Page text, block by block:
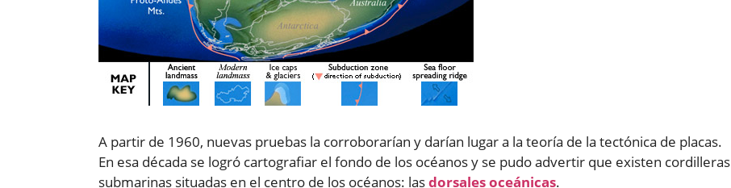
A partir de 1960, nuevas pruebas la corroborarían y darían lugar a la teoría de la tectónica de placas.
En esa década se logró cartografiar el fondo de los océanos y se pudo advertir que existen cordilleras
submarinas situadas en el centro de los océanos: lasdorsales oceánicas.